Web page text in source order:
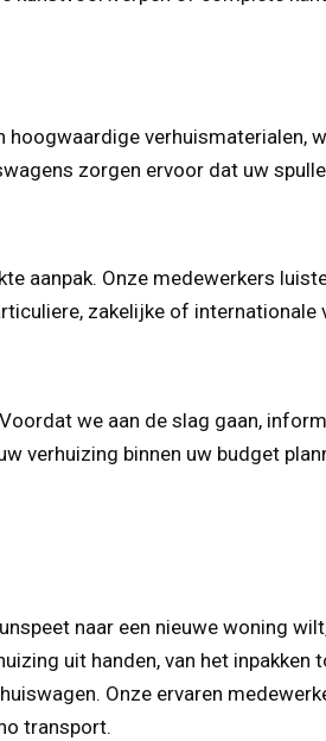
verhuismaterialen,
zorgen ervoor dat uw
aanpak. Onze medewerkers
zakelijke of
we aan de slag gaan,
verhuizing binnen uw budget
naar een nieuwe woning
uit handen, van het
Onze ervaren
transport.